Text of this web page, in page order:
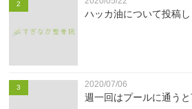
2
ハッカ油について投稿し
3 2020/07/06
週一回はプールに通う